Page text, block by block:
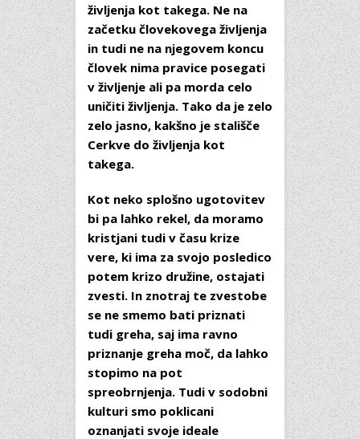
življenja kot takega. Ne na
začetku človekovega življenja
in tudi ne na njegovem koncu
človek nima pravice posegati
v življenje ali pa morda celo
uničiti življenja. Tako da je zelo
zelo jasno, kakšno je stališče
Cerkve do življenja kot
takega.
Kot neko splošno ugotovitev
bi pa lahko rekel, da moramo
kristjani tudi v času krize
vere, ki ima za svojo posledico
potem krizo družine, ostajati
zvesti. In znotraj te zvestobe
se ne smemo bati priznati
tudi greha, saj ima ravno
priznanje greha moč, da lahko
stopimo na pot
spreobrnjenja. Tudi v sodobni
kulturi smo poklicani
oznanjati svoje ideale